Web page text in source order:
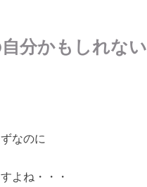
自分かもしれない
なのに
よね・・・